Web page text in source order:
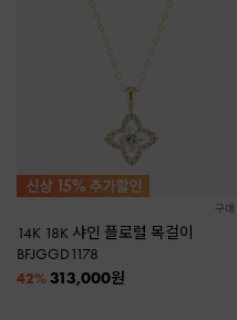
구매
14K 18K 샤인 플로럴 목걸이
BFJGGD1178
42% 313,000원